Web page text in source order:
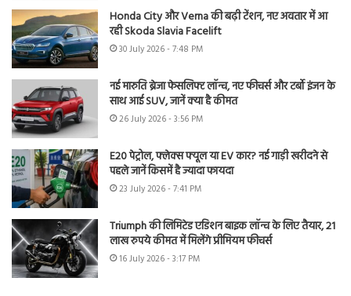
Honda City और Verna की बढ़ी टेंशन, नए अवतार में आ
रही Skoda Slavia Facelift
30 July 2026 - 7:48 PM
नई मारुति ब्रेजा फेसलिफ्ट लॉन्च, नए फीचर्स और टर्बो इंजन के
साथ आई SUV, जानें क्या है कीमत
26 July 2026 - 3:56 PM
E20 पेट्रोल, फ्लेक्स फ्यूल या EV कार? नई गाड़ी खरीदने से
पहले जानें किसमें है ज्यादा फायदा
23 July 2026 - 7:41 PM
Triumph की लिमिटेड एडिशन बाइक लॉन्च के लिए तैयार, 21
लाख रुपये कीमत में मिलेंगे प्रीमियम फीचर्स
16 July 2026 - 3:17 PM